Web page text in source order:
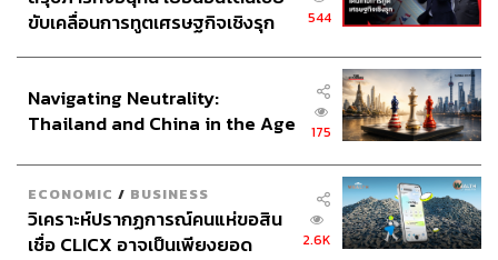
EXUS คือผู้นำระดับโลกด้านเทคโนโลยีการติดตาม
หนี้ที่ขับเคลื่อนด้วย AI ช่วยให้สถาบันการเงินทั่วโลก
ปรับกระบวนการทำงานให้ทันสมัย เพิ่มประสิทธิภาพ
การเรียกคืนหนี้ และสร้างผลลัพธ์ที่ดีขึ้นทั้งสำหรับ
ธุรกิจและลูกค้า ผ่าน EXUS Financial Suite (EFS)
แพลตฟอร์มที่ผสาน AI, machine learning และการ
ตัดสินใจแบบทันท่วงที เพื่อเปลี่ยนข้อมูลเชิงลึกให้กลาย
เป็นการกระทำที่วัดผลได้จริง
ขับเคลื่อนการทูตเศรษฐกิจเชิงรุก
544
Navigating Neutrality:
Thailand and China in the Age
175
ECONOMIC / BUSINESS
วิเคราะห์ปรากฏการณ์คนแห่ขอสิน
เชื่อ CLICX อาจเป็นเพียงยอด
2.6K